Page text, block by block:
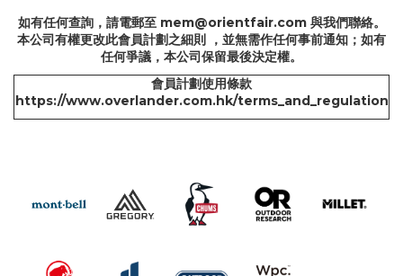
如有任何查詢，請電郵至 mem@orientfair.com與我們聯絡。
本公司有權更改此會員計劃之細則 ，並無需作任何事前通知；如有
任何爭議，本公司保留最後決定權。
會員計劃使用條款
https://www.overlander.com.hk/terms_and_regulation